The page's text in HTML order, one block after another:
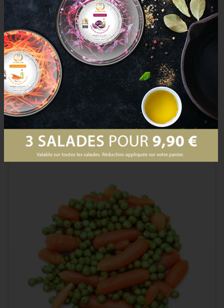
Il n’y a pas encore d’avis.
Seuls les clients connectés ayant acheté ce produit ont la
possibilité de laisser un avis.
Mais aussi
PRODUCTS